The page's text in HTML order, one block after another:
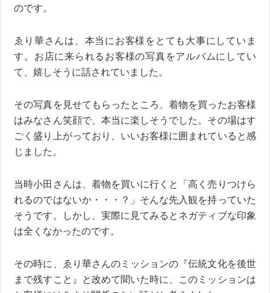
のです。
ゑり華さんは、本当にお客様をとても大事にしていま
す。お店に来られるお客様の写真をアルバムにしてい
て、嬉しそうに話されていました。
その写真を見せてもらったところ、着物を買ったお客様
はみなさん笑顔で、本当に楽しそうでした。その場はす
ごく盛り上がっており、いいお客様に囲まれていると感
じました。
当時小田さんは、着物を買いに行くと「高く売りつけら
れるのではないか・・・？」そんな先入観を持っていた
そうです。しかし、実際に見てみるとネガティブな印象
は全くなかったのです。
その時に、ゑり華さんのミッションの『伝統文化を後世
まで残すこと』と改めて聞いた時に、このミッションは